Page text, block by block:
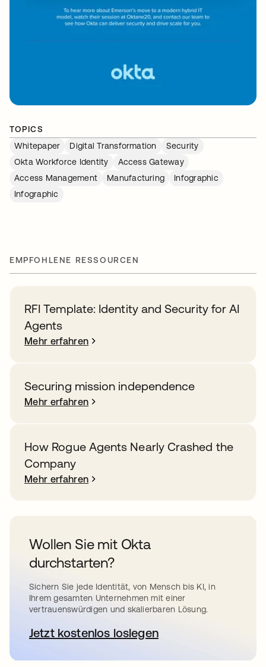
TOPICS
Whitepaper
Digital Transformation
Security
Okta Workforce Identity
Access Gateway
Access Management
Manufacturing
Infographic
Infographic
EMPFOHLENE RESSOURCEN
RFI Template: Identity and Security for AI
Agents
Mehr erfahren
Securing mission independence
Mehr erfahren
How Rogue Agents Nearly Crashed the
Company
Mehr erfahren
Wollen Sie mit Okta
durchstarten?
Sichern Sie jede Identität, von Mensch bis KI, in
Ihrem gesamten Unternehmen mit einer
vertrauenswürdigen und skalierbaren Lösung.
Jetzt kostenlos loslegen
wird in einer neuen